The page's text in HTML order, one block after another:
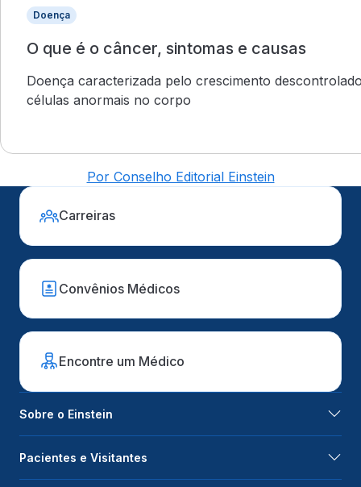
Doença
O que é o câncer, sintomas e causas
Doença caracterizada pelo crescimento
células anormais no corpo
Por Conselho Editorial Einstein
Carreiras
Convênios Médicos
Encontre um Médico
Sobre o Einstein
Pacientes e Visitantes